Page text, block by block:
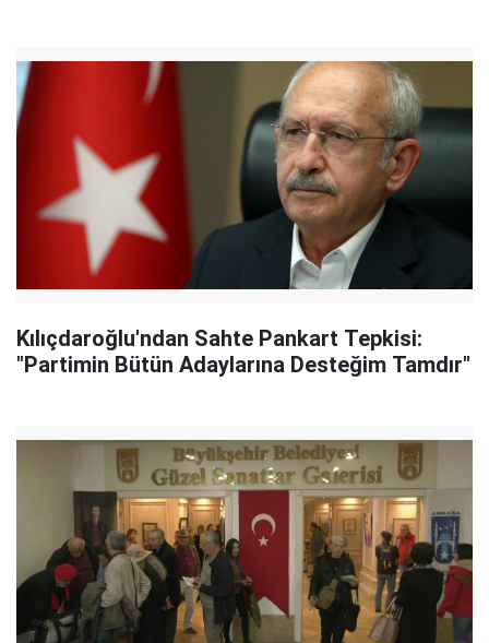
Kılıçdaroğlu'ndan Sahte Pankart Tepkisi:
"Partimin Bütün Adaylarına Desteğim Tamdır"